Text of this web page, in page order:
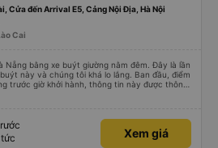
Cửa đến Arrival E5, Cảng Nội Địa, Hà Nội
Cai
Nẵng bằng xe buýt giường nằm đêm. Đây là lần
này và chúng tôi khá lo lắng. Ban đầu, điểm
trước giờ khởi hành, thông tin này được thông
đúng địa điểm lúc 9 giờ nhưng xe buýt không
đến tận nơi giúp đỡ chúng tôi và nhân viên
xác nhận qua email. Xe buýt sạch sẽ và
tốt bụng và chu đáo vì biết chúng tôi là
Xem giá